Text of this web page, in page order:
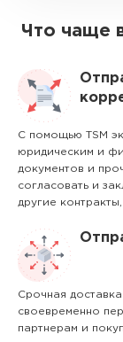
Что чаще
С помощью TSM
юридическим и
документов и
согласовать и
другие
Срочная
своевременно
партнерам и